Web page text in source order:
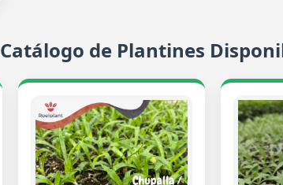
Catálogo de Plantines